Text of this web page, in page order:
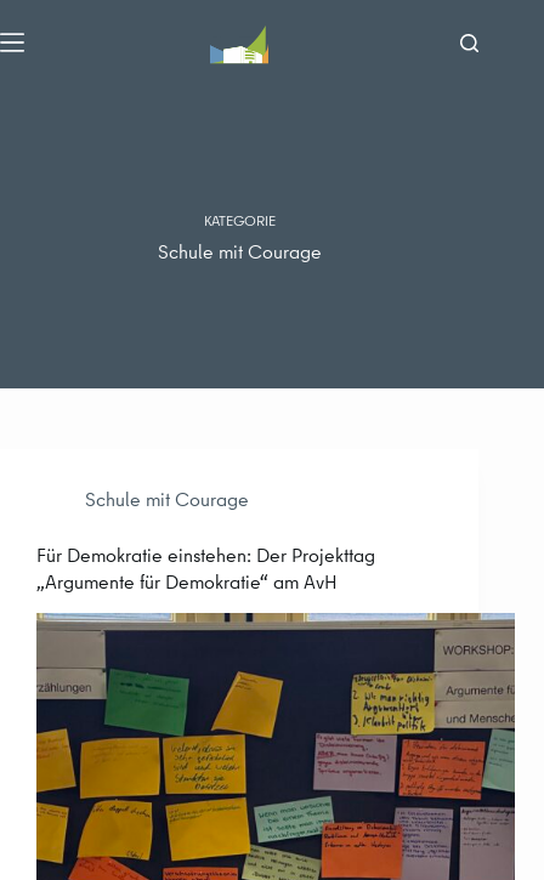
Inhalt
KATEGORIE
Schule mit Courage
Schule mit Courage
Für Demokratie einstehen: Der Projekttag
„Argumente für Demokratie“ am AvH